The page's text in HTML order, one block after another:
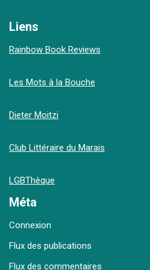
Liens
Rainbow Book Reviews
Les Mots à la Bouche
Dieter Moitzi
Club Littéraire du Marais
LGBThèque
Méta
Connexion
Flux des publications
Flux des commentaires